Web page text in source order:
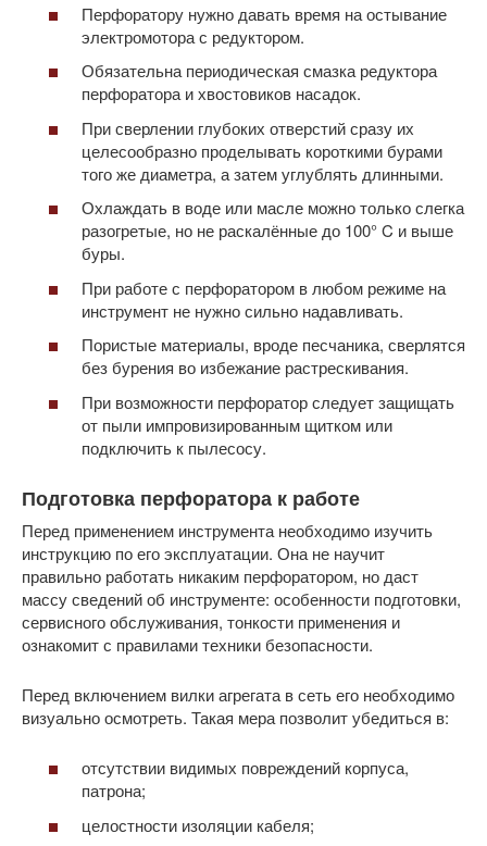
Перфоратору нужно давать время на остывание
электромотора с редуктором.
Обязательна периодическая смазка редуктора
перфоратора и хвостовиков насадок.
При сверлении глубоких отверстий сразу их
целесообразно проделывать короткими бурами
того же диаметра, а затем углублять длинными.
Охлаждать в воде или масле можно только слегка
разогретые, но не раскалённые до 100° C и выше
буры.
При работе с перфоратором в любом режиме на
инструмент не нужно сильно надавливать.
Пористые материалы, вроде песчаника, сверлятся
без бурения во избежание растрескивания.
При возможности перфоратор следует защищать
от пыли импровизированным щитком или
подключить к пылесосу.
Подготовка перфоратора к работе
Перед применением инструмента необходимо изучить
инструкцию по его эксплуатации. Она не научит
правильно работать никаким перфоратором, но даст
массу сведений об инструменте: особенности подготовки,
сервисного обслуживания, тонкости применения и
ознакомит с правилами техники безопасности.
Перед включением вилки агрегата в сеть его необходимо
визуально осмотреть. Такая мера позволит убедиться в:
отсутствии видимых повреждений корпуса,
патрона;
целостности изоляции кабеля;